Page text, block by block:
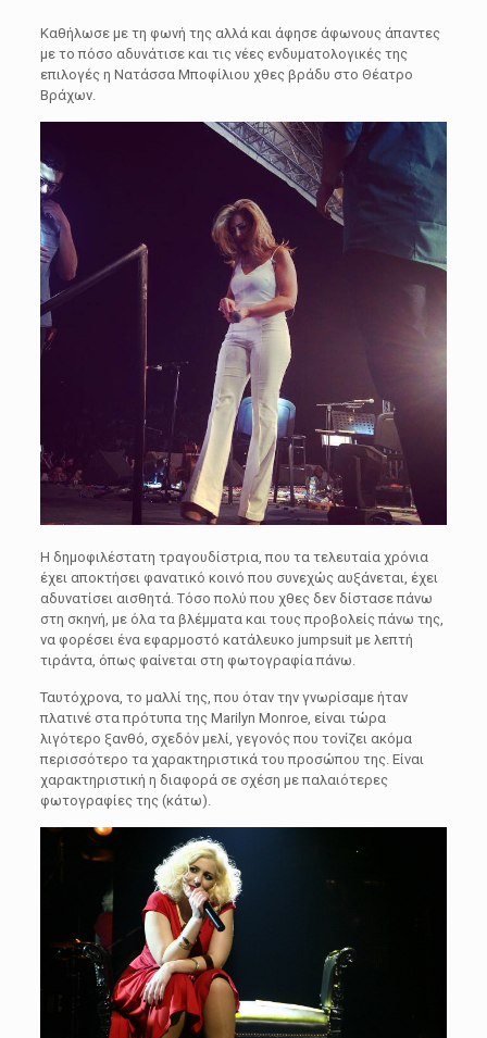
Καθήλωσε με τη φωνή της αλλά και άφησε άφωνους άπαντες
με το πόσο αδυνάτισε και τις νέες ενδυματολογικές της
επιλογές η Νατάσσα Μποφίλιου χθες βράδυ στο Θέατρο
Βράχων.
Η δημοφιλέστατη τραγουδίστρια, που τα τελευταία χρόνια
έχει αποκτήσει φανατικό κοινό που συνεχώς αυξάνεται, έχει
αδυνατίσει αισθητά. Τόσο πολύ που χθες δεν δίστασε πάνω
στη σκηνή, με όλα τα βλέμματα και τους προβολείς πάνω της,
να φορέσει ένα εφαρμοστό κατάλευκο jumpsuit με λεπτή
τιράντα, όπως φαίνεται στη φωτογραφία πάνω.
Ταυτόχρονα, το μαλλί της, που όταν την γνωρίσαμε ήταν
πλατινέ στα πρότυπα της Marilyn Monroe, είναι τώρα
λιγότερο ξανθό, σχεδόν μελί, γεγονός που τονίζει ακόμα
περισσότερο τα χαρακτηριστικά του προσώπου της. Είναι
χαρακτηριστική η διαφορά σε σχέση με παλαιότερες
φωτογραφίες της (κάτω).